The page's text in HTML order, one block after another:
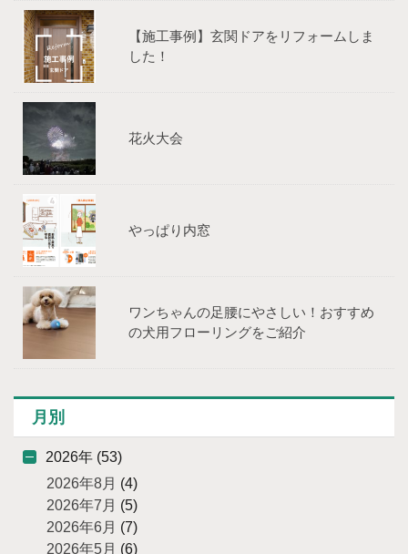
【施工事例】玄関ドアをリフォームしま
した！
花火大会
やっぱり内窓
ワンちゃんの足腰にやさしい！おすすめ
の犬用フローリングをご紹介
月別
2026年 (53)
2026年8月 (4)
2026年7月 (5)
2026年6月 (7)
2026年5月 (6)